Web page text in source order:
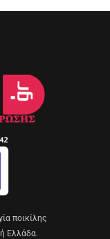
ποικίλης
Ελλάδα.